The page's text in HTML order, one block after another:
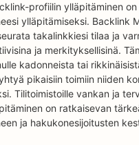
profiilin ylläpitäminen
ylläpitämiseksi. Backlink
takalinkkiesi tilaa ja
ja merkityksellisinä.
kadonneista tai
pikaisiin toimiin niiden
Tilitoimistoille vankan ja
on ratkaisevan
ja hakukonesijoitusten